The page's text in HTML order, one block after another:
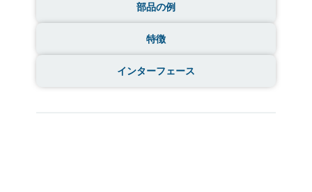
部品の例
特徴
インターフェース